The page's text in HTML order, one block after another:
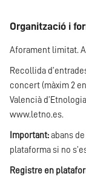
Organització i
Aforament limitat.
Recollida
concert (màxim 2
Valencià
www.letno.es.
Important: abans
plataforma si no
Registre en